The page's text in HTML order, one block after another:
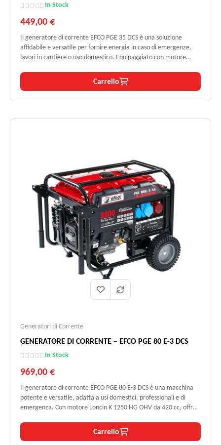
In Stock
449,00 €
Il generatore di corrente EFCO PGE 35 DCS è una soluzione
affidabile e versatile per fornire energia in caso di emergenze,
lavori in cantiere o uso domestico. Equipaggiato con motore
garantisce prestazioni stabili e sicure. Il serbatoio da 15 litri
assicura un’autonomia fino a 15 ore, mentre il regolatore AVR
Carrello
Generatori di Corrente
GENERATORE DI CORRENTE – EFCO PGE 80 E-3 DCS
In Stock
969,00 €
Il generatore di corrente EFCO PGE 80 E-3 DCS è una macchina
potente e versatile, adatta a usi domestici, professionali e di
emergenza. Con motore Loncin K 1250 HG OHV da 420 cc, offre
sia dispositivi monofase che trifase. Il serbatoio carburante da 25
litri assicura fino a 8 ore di autonomia al 50% del carico, mentre
Carrello